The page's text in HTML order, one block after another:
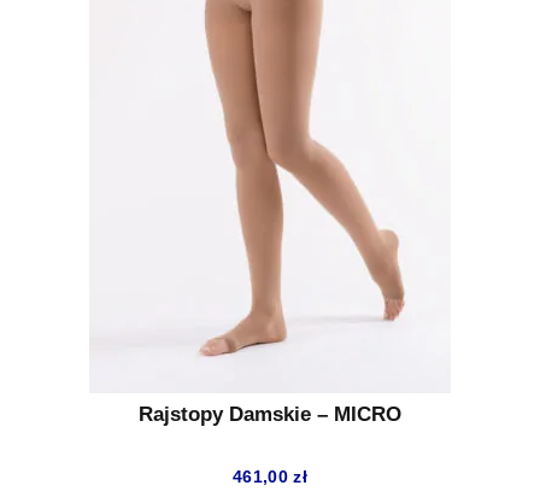
Rajstopy Damskie – MICRO
461,00zł